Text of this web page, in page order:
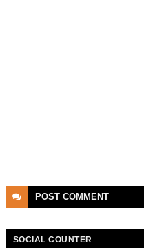
POST COMMENT
SOCIAL COUNTER